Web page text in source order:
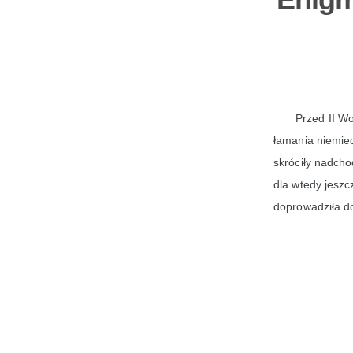
Przed II
łamania
skróciły
dla wtedy
doprowadziła